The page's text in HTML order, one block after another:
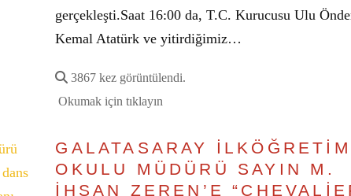
gerçekleşti.Saat 16:00 da, T.C. Kurucusu Ulu
Kemal Atatürk ve yitirdiğimiz…
3867 kez görüntülendi.
Okumak için tıklayın
GALATASARAY İLKÖĞRETİM
OKULU MÜDÜRÜ SAYIN M.
İHSAN ZEREN’E